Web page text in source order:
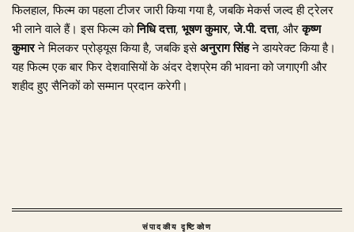
फिलहाल, फिल्म का पहला टीजर जारी किया गया है, जबकि मेकर्स जल्द ही ट्रेलर
भी लाने वाले हैं। इस फिल्म कोनिधि दत्ता, भूषण कुमार,जे.पी. दत्ता, औरकृष्ण
कुमारने मिलकर प्रोड्यूस किया है, जबकि इसेअनुराग सिंहने डायरेक्ट किया है।
यह फिल्म एक बार फिर देशवासियों के अंदर देशप्रेम की भावना को जगाएगी और
शहीद हुए सैनिकों को सम्मान प्रदान करेगी।
संपादकीय दृष्टिकोण